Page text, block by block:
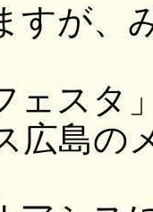
すが、
ェス
広島の